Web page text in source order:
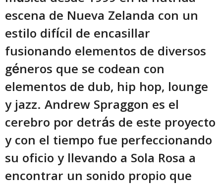
escena de Nueva Zelanda con un
estilo difícil de encasillar
fusionando elementos de diversos
géneros que se codean con
elementos de dub, hip hop, lounge
y jazz. Andrew Spraggon es el
cerebro por detrás de este proyecto
y con el tiempo fue perfeccionando
su oficio y llevando a Sola Rosa a
encontrar un sonido propio que